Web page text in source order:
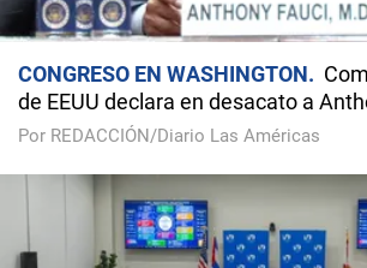
CONGRESO EN WASHINGTON
de EEUU declara en desacato a
Por REDACCIÓN/Diario Las Américas